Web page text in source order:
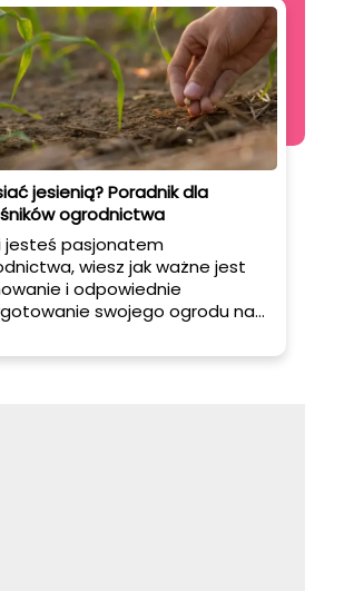
jesienią? Poradnik dla
ogrodnictwa
jesteś pasjonatem
wiesz jak ważne jest
i odpowiednie
swojego ogrodu na
na zasianie niektórych roślin,